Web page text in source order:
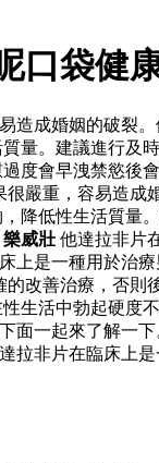
口袋健
造成婚姻的破裂
量。建議進行及
過度會早洩禁慾後
嚴重，容易造成
降低性生活質量
樂威壯 他達拉非片
上是一種用於治
改善治療，否則
生活中勃起硬度
面一起來了解一
拉非片在臨床上